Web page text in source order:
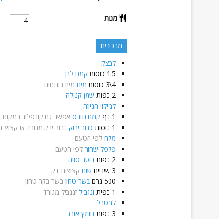
מנות
מרכיבים
לבצק
1.5 כוסות קמח לבן
4\3
כוסות מים מים רותחים
2 כפות שמן קנולה
למילוי הגיוזה
1 כף קמח תירס אפשר גם קונפלור במקום
1 כוסות כרוב ירוק כרוב ירק מגורד או קצוץ
מלח לפי הטעם
פלפל שחור לפי הטעם
2 כפות רוטב סויה
3 שיניים שום קצוצות דק
500 גרם בשר טחון בשר בקר טחון
1 כפית זנגביל זנגביל מגורד
למטבל
3 כפות חומץ אורז